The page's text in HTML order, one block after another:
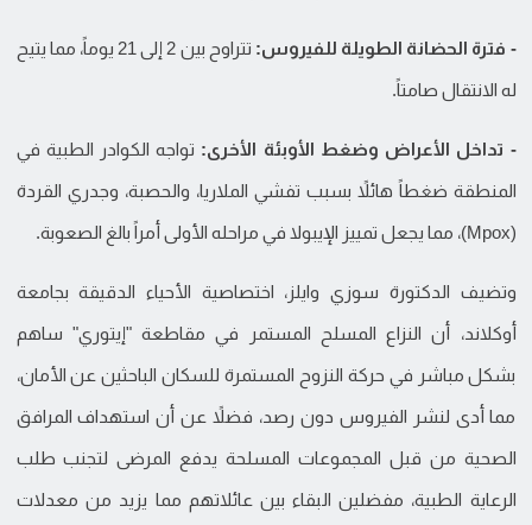
- فترة الحضانة الطويلة للفيروس: تتراوح بين 2 إلى 21 يوماً، مما يتيح
له الانتقال صامتاً.
- تداخل الأعراض وضغط الأوبئة الأخرى: تواجه الكوادر الطبية في
المنطقة ضغطاً هائلاً بسبب تفشي الملاريا، والحصبة، وجدري القردة
(Mpox)، مما يجعل تمييز الإيبولا في مراحله الأولى أمراً بالغ الصعوبة.
وتضيف الدكتورة سوزي وايلز، اختصاصية الأحياء الدقيقة بجامعة
أوكلاند، أن النزاع المسلح المستمر في مقاطعة "إيتوري" ساهم
بشكل مباشر في حركة النزوح المستمرة للسكان الباحثين عن الأمان،
مما أدى لنشر الفيروس دون رصد، فضلاً عن أن استهداف المرافق
الصحية من قبل المجموعات المسلحة يدفع المرضى لتجنب طلب
الرعاية الطبية، مفضلين البقاء بين عائلاتهم مما يزيد من معدلات